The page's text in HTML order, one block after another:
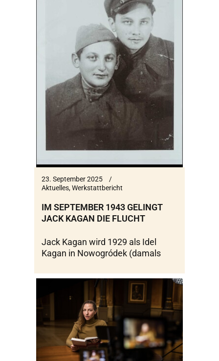
23. September 2025
Aktuelles,Werkstattbericht
IM SEPTEMBER 1943 GELINGT
JACK KAGAN DIE FLUCHT
Jack Kagan wird 1929 als Idel
Kagan in Nowogródek (damals